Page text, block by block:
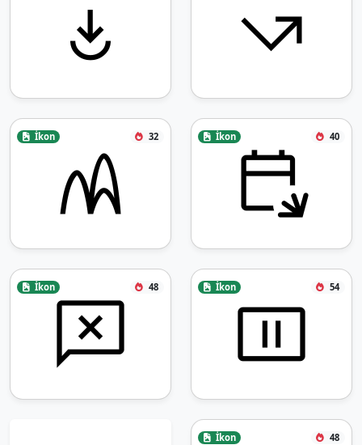
İkon 32 İkon 40
İkon 48 İkon 54
İkon 48